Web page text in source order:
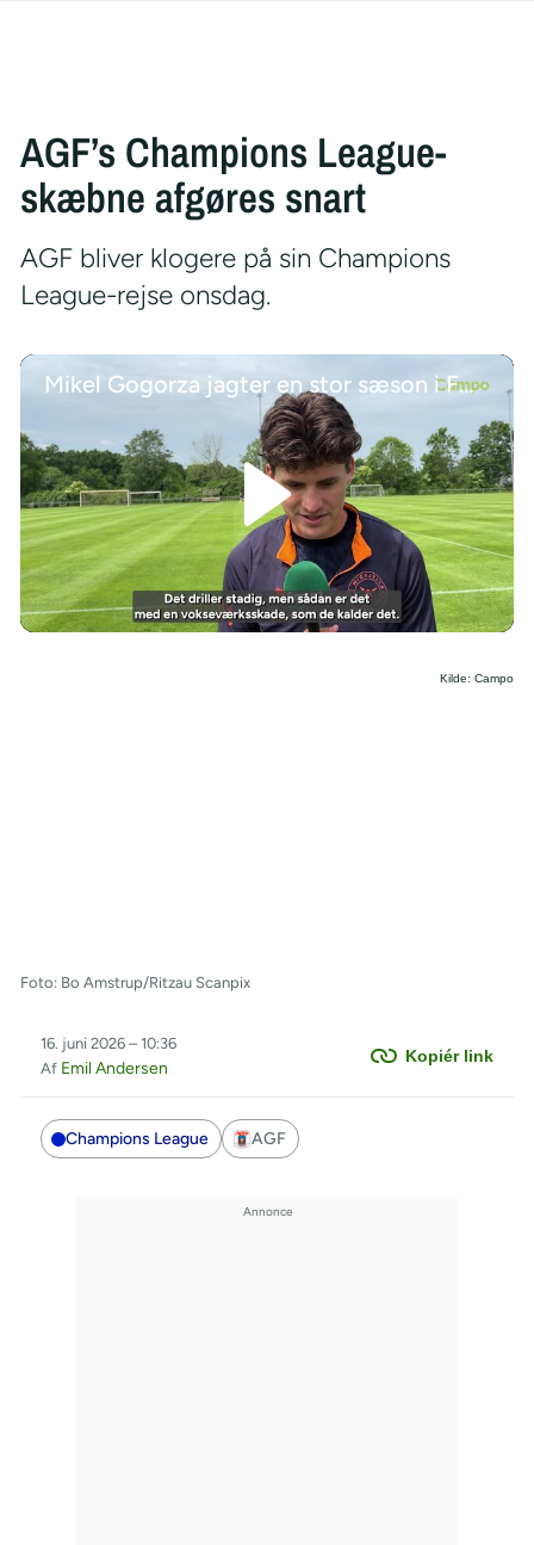
AGF’s Champions League-
skæbne afgøres snart
AGF bliver klogere på sin Champions
League-rejse onsdag.
Mikel Gogorza jagter en stor sæson i FCM
/
Kilde: Campo
Foto: Bo Amstrup/Ritzau Scanpix
Kopiér link
16. juni 2026 – 10:36
Af Emil Andersen
Champions League AGF